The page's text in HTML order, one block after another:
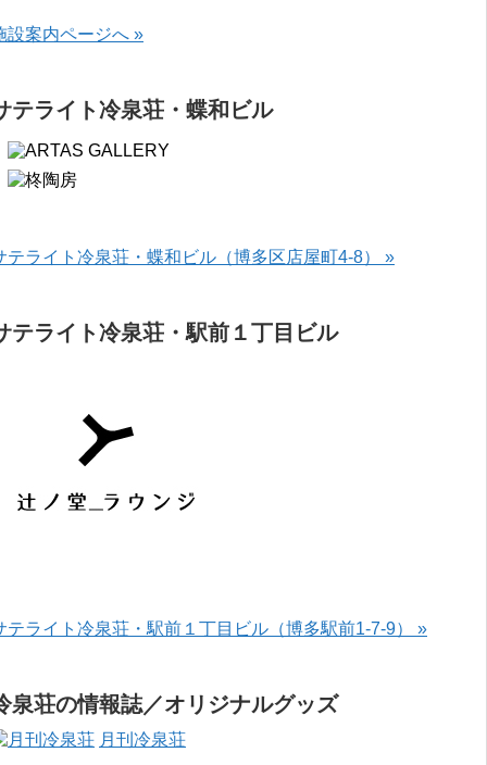
設案内ページへ »
テライト冷泉荘・蝶和ビル
テライト冷泉荘・蝶和ビル（博多区店屋町4-8） »
テライト冷泉荘・駅前１丁目ビル
テライト冷泉荘・駅前１丁目ビル（博多駅前1-7-9） »
泉荘の情報誌／オリジナルグッズ
月刊冷泉荘